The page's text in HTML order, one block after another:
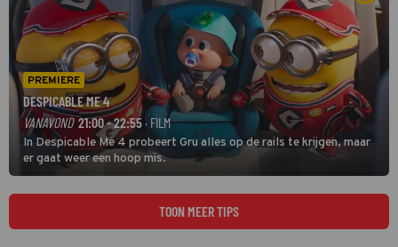
PREMIERE
DESPICABLE ME 4
VANAVOND 21:00 - 22:55 · FILM
In Despicable Me 4 probeert Gru alles op de rails te krijgen, maar
er gaat weer een hoop mis.
TOON MEER TIPS